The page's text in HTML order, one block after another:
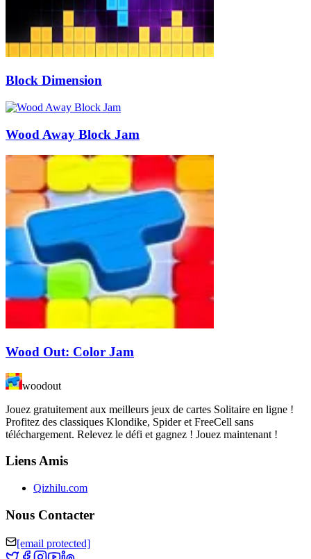
Block Dimension
Wood Away Block Jam
Wood Out: Color Jam
woodout
Jouez gratuitement aux meilleurs jeux de cartes Solitaire en ligne !
Profitez des classiques Klondike, Spider et FreeCell sans
téléchargement. Relevez le défi et gagnez ! Jouez maintenant !
Liens Amis
Qizhilu.com
Nous Contacter
[email protected]